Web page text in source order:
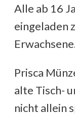
Alle ab 16
eingeladen
Prisca
alte Tisch-
nicht allein